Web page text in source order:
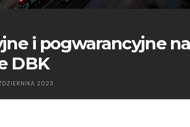
i pogwarancyjne
DBK
2023